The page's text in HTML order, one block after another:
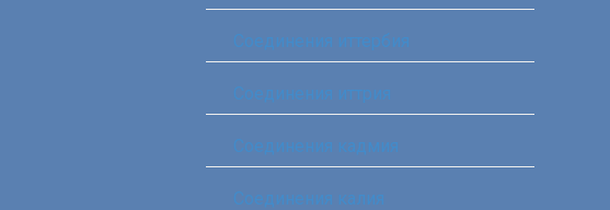
Соединения иттербия‎
Соединения иттрия‎
Соединения кадмия
Соединения калия‎